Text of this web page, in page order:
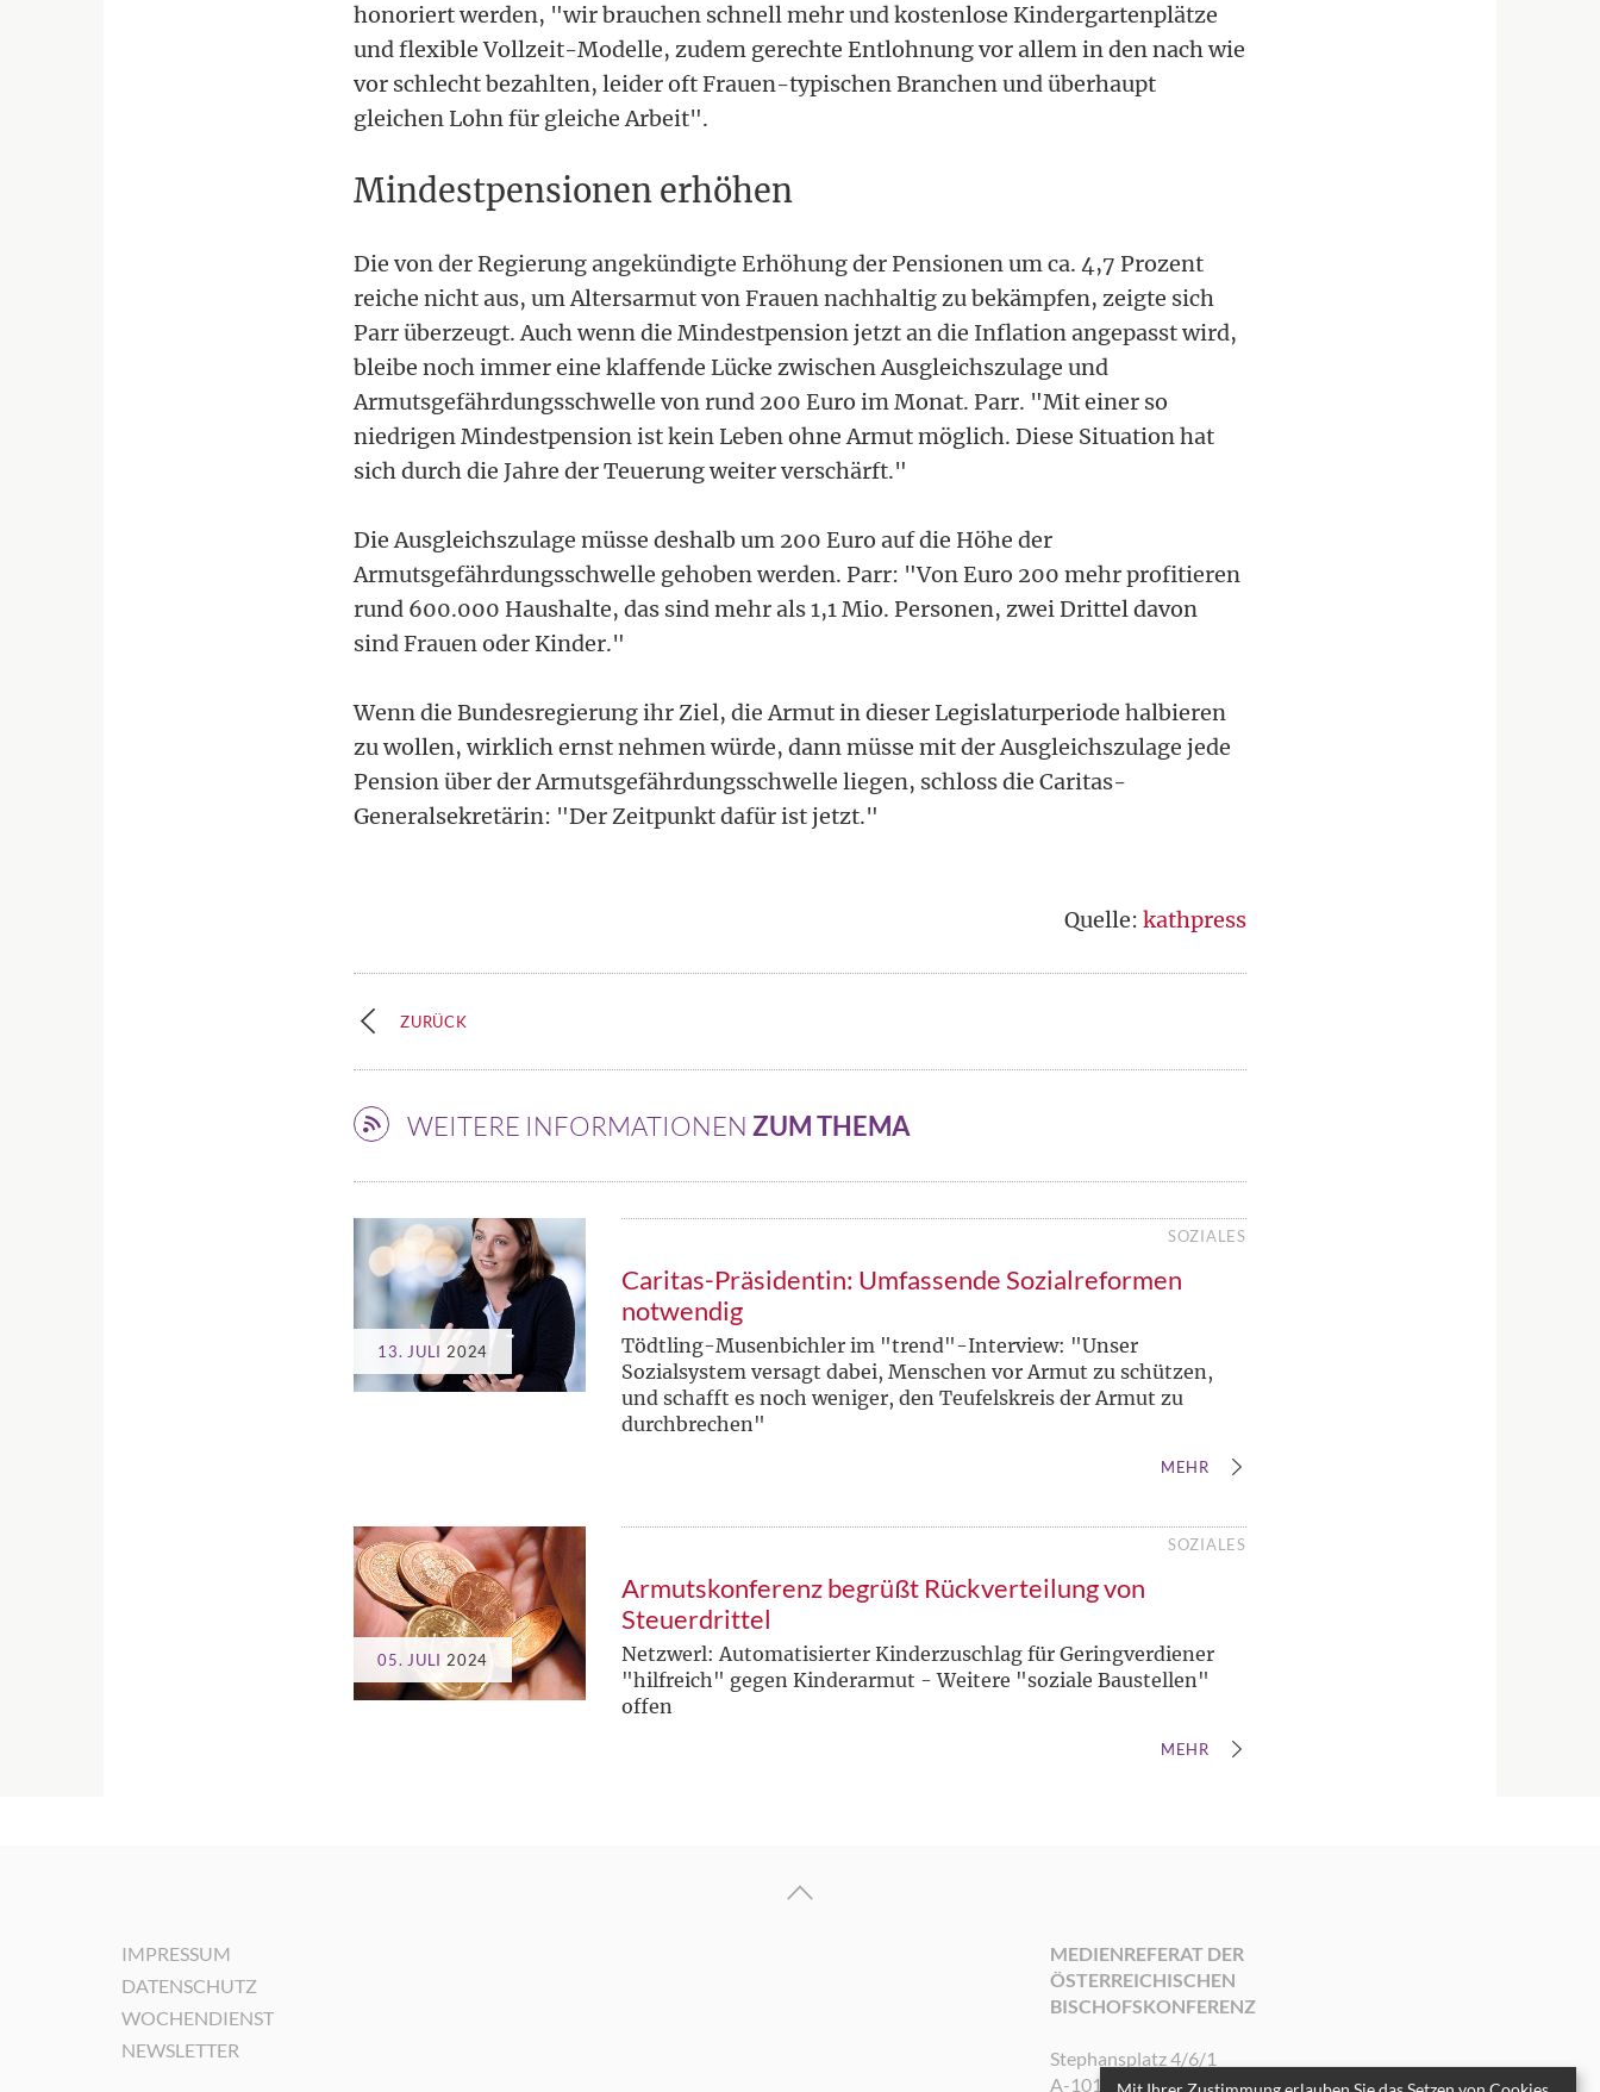
honoriert werden, "wir brauchen schnell mehr und kostenlose Kindergartenplätze
und flexible Vollzeit-Modelle, zudem gerechte Entlohnung vor allem in den nach wie
vor schlecht bezahlten, leider oft Frauen-typischen Branchen und überhaupt
gleichen Lohn für gleiche Arbeit".
Mindestpensionen erhöhen
Die von der Regierung angekündigte Erhöhung der Pensionen um ca. 4,7 Prozent
reiche nicht aus, um Altersarmut von Frauen nachhaltig zu bekämpfen, zeigte sich
Parr überzeugt. Auch wenn die Mindestpension jetzt an die Inflation angepasst wird,
bleibe noch immer eine klaffende Lücke zwischen Ausgleichszulage und
Armutsgefährdungsschwelle von rund 200 Euro im Monat. Parr. "Mit einer so
niedrigen Mindestpension ist kein Leben ohne Armut möglich. Diese Situation hat
sich durch die Jahre der Teuerung weiter verschärft."
Die Ausgleichszulage müsse deshalb um 200 Euro auf die Höhe der
Armutsgefährdungsschwelle gehoben werden. Parr: "Von Euro 200 mehr profitieren
rund 600.000 Haushalte, das sind mehr als 1,1 Mio. Personen, zwei Drittel davon
sind Frauen oder Kinder."
Wenn die Bundesregierung ihr Ziel, die Armut in dieser Legislaturperiode halbieren
zu wollen, wirklich ernst nehmen würde, dann müsse mit der Ausgleichszulage jede
Pension über der Armutsgefährdungsschwelle liegen, schloss die Caritas-
Generalsekretärin: "Der Zeitpunkt dafür ist jetzt."
Quelle: kathpress
ZURÜCK
WEITERE INFORMATIONEN ZUM THEMA
13. JULI 2024
SOZIALES
Caritas-Präsidentin: Umfassende Sozialreformen
notwendig
Tödtling-Musenbichler im "trend"-Interview: "Unser
Sozialsystem versagt dabei, Menschen vor Armut zu schützen,
und schafft es noch weniger, den Teufelskreis der Armut zu
durchbrechen"
MEHR
05. JULI 2024
SOZIALES
Armutskonferenz begrüßt Rückverteilung von
Steuerdrittel
Netzwerl: Automatisierter Kinderzuschlag für Geringverdiener
"hilfreich" gegen Kinderarmut - Weitere "soziale Baustellen"
offen
MEHR
IMPRESSUM
DATENSCHUTZ
WOCHENDIENST
NEWSLETTER
MEDIENREFERAT DER
ÖSTERREICHISCHEN
BISCHOFSKONFERENZ
Stephansplatz 4/6/1
A-1010 Wien